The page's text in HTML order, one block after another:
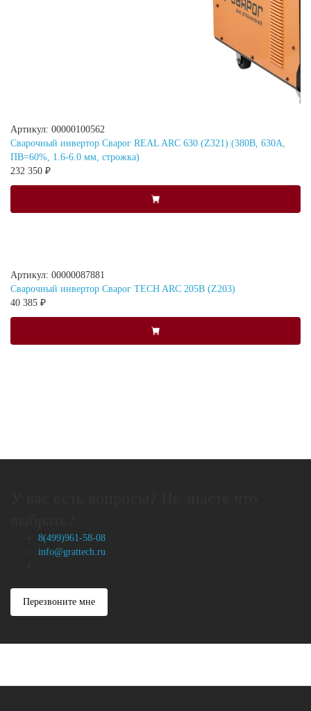
Артикул: 00000100562
Сварочный инвертор Сварог REAL ARC 630 (Z321) (380В, 630А,
ПВ=60%, 1.6-6.0 мм, строжка)
232 350 ₽
Артикул: 00000087881
Сварочный инвертор Сварог TECH ARC 205B (Z203)
40 385 ₽
8(499)961-58-08
info@grattech.ru
Перезвоните мне